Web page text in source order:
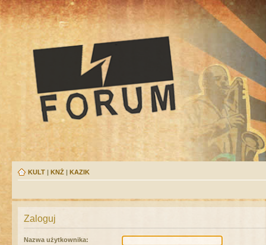
KULT | KNŻ | KAZIK
Zaloguj
Nazwa użytkownika: